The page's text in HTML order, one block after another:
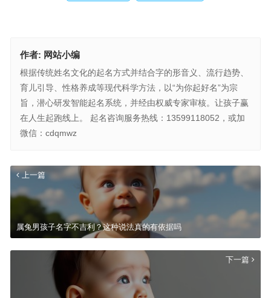
作者: 网站小编
根据传统姓名文化的起名方式并结合字的形音义、流行趋势、
育儿引导、性格养成等现代科学方法，以“为你起好名”为宗
旨，潜心研发智能起名系统，并经由权威专家审核。让孩子赢
在人生起跑线上。 起名咨询服务热线：13599118052，或加
微信：cdqmwz
上一篇
属兔男孩子名字不吉利？这种说法真的有依据吗
下一篇